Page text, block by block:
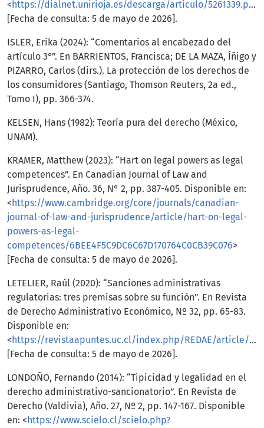
< https://dialnet.unirioja.es/descarga/articulo/5261339.pdf
[Fecha de consulta: 5 de mayo de 2026].
ISLER, Erika (2024): “Comentarios al encabezado del
artículo 3°”. En BARRIENTOS, Francisca; DE LA MAZA, Íñigo y
PIZARRO, Carlos (dirs.). La protección de los derechos de
los consumidores (Santiago, Thomson Reuters, 2a ed.,
Tomo I), pp. 366-374.
KELSEN, Hans (1982): Teoría pura del derecho (México,
UNAM).
KRAMER, Matthew (2023): “Hart on legal powers as legal
competences”. En Canadian Journal of Law and
Jurisprudence, Año. 36, N° 2, pp. 387-405. Disponible en:
< https://www.cambridge.org/core/journals/canadian-
journal-of-law-and-jurisprudence/article/hart-on-legal-
powers-as-legal-
competences/6BEE4F5C9DC6C67D170764C0CB39C076>
[Fecha de consulta: 5 de mayo de 2026].
LETELIER, Raúl (2020): “Sanciones administrativas
regulatorias: tres premisas sobre su función”. En Revista
de Derecho Administrativo Económico, Nº 32, pp. 65-83.
Disponible en:
< https://revistaapuntes.uc.cl/index.php/REDAE/article/view/26867
[Fecha de consulta: 5 de mayo de 2026].
LONDOÑO, Fernando (2014): “Tipicidad y legalidad en el
derecho administrativo-sancionatorio”. En Revista de
Derecho (Valdivia), Año. 27, Nº 2, pp. 147-167. Disponible
en: < https://www.scielo.cl/scielo.php?